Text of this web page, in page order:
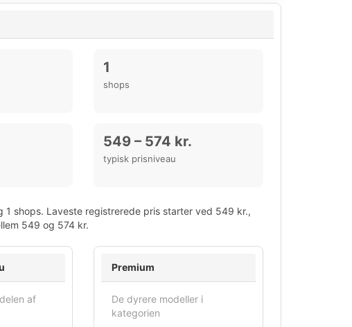
1
shops
549 – 574 kr.
typisk prisniveau
shops. Laveste registrerede pris starter ved 549 kr.,
549 og 574 kr.
af
Premium
De dyrere modeller i
kategorien